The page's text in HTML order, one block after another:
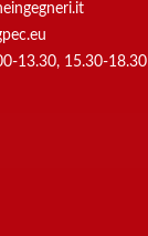
13.30, 15.30-18.30